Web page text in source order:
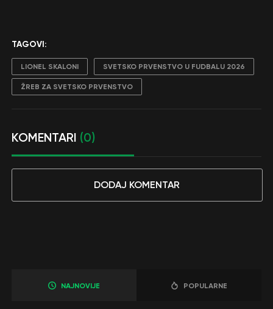
TAGOVI:
LIONEL SKALONI SVETSKO PRVENSTVO U FUDBALU 2026
ŽREB ZA SVETSKO PRVENSTVO
KOMENTARI (0)
DODAJ KOMENTAR
NAJNOVIJE POPULARNE